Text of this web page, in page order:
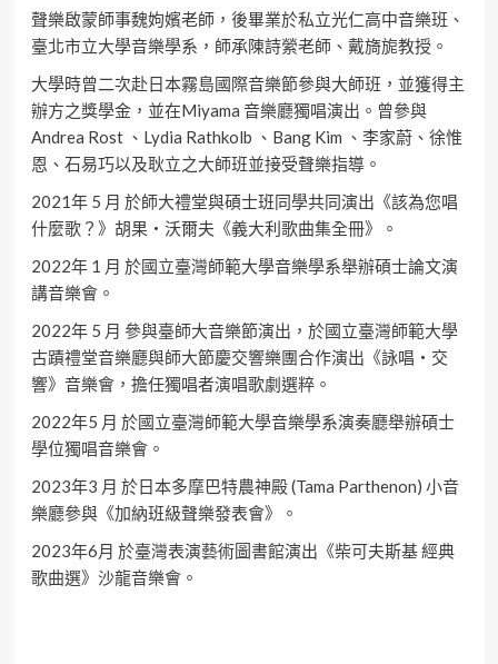
聲樂啟蒙師事魏姁嬪老師，後畢業於私立光仁高中音樂班、
臺北市立大學音樂學系，師承陳詩縈老師、戴旖旎教授。
大學時曾二次赴日本霧島國際音樂節參與大師班，並獲得主
辦方之獎學金，並在Miyama 音樂廳獨唱演出。曾參與
Andrea Rost 、Lydia Rathkolb 、Bang Kim 、李家蔚、徐惟
恩、石易巧以及耿立之大師班並接受聲樂指導。
2021年 5 月 於師大禮堂與碩士班同學共同演出《該為您唱
什麼歌？》胡果・沃爾夫《義大利歌曲集全冊》。
2022年 1 月 於國立臺灣師範大學音樂學系舉辦碩士論文演
講音樂會。
2022年 5 月 參與臺師大音樂節演出，於國立臺灣師範大學
古蹟禮堂音樂廳與師大節慶交響樂團合作演出《詠唱・交
響》音樂會，擔任獨唱者演唱歌劇選粹。
2022年5 月 於國立臺灣師範大學音樂學系演奏廳舉辦碩士
學位獨唱音樂會。
2023年3 月 於日本多摩巴特農神殿 (Tama Parthenon) 小音
樂廳參與《加納班級聲樂發表會》。
2023年6月 於臺灣表演藝術圖書館演出《柴可夫斯基 經典
歌曲選》沙龍音樂會。